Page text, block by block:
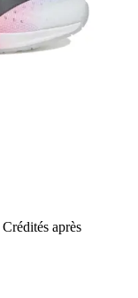
Crédités après